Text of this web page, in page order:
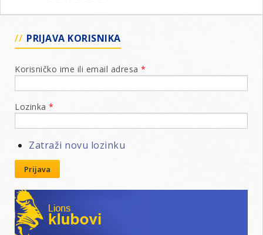
PRIJAVA KORISNIKA
Korisničko ime ili email adresa *
Lozinka *
Zatraži novu lozinku
Prijava
Lions klubovi